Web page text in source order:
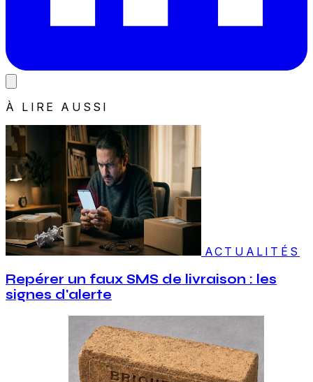
À LIRE AUSSI
ACTUALITÉS
Repérer un faux SMS de livraison : les
signes d'alerte